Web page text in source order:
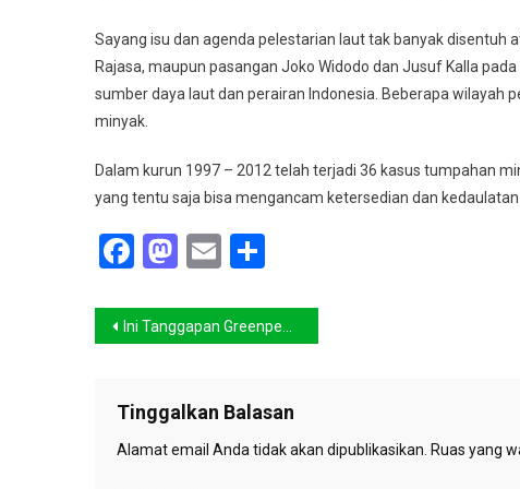
Sayang isu dan agenda pelestarian laut tak banyak disentuh
Rajasa, maupun pasangan Joko Widodo dan Jusuf Kalla
sumber daya laut dan perairan Indonesia. Beberapa wilayah
minyak.
Dalam kurun 1997 – 2012 telah terjadi 36 kasus tumpahan
yang tentu saja bisa mengancam ketersedian dan
Facebook
Mastodon
Email
Navigasi
Ini Tanggapan Greenpeace Debat Capres Sektor Kehutanan
Tinggalkan Balasan
Alamat email Anda tidak akan dipublikasikan. Ruas yang